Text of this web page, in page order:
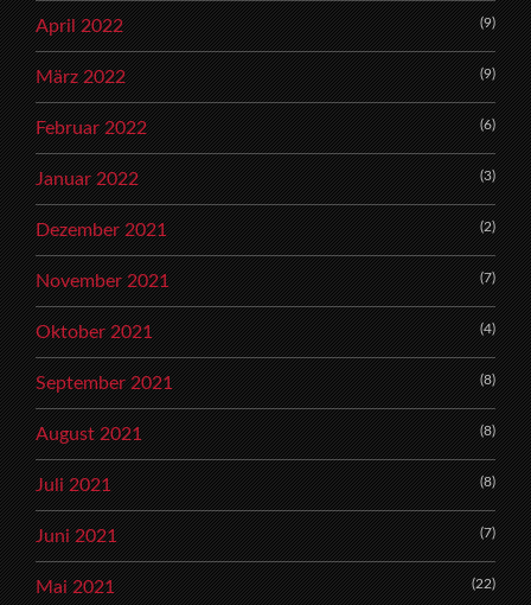
April 2022 (9)
März 2022 (9)
Februar 2022 (6)
Januar 2022 (3)
Dezember 2021 (2)
November 2021 (7)
Oktober 2021 (4)
September 2021 (8)
August 2021 (8)
Juli 2021 (8)
Juni 2021 (7)
Mai 2021 (22)